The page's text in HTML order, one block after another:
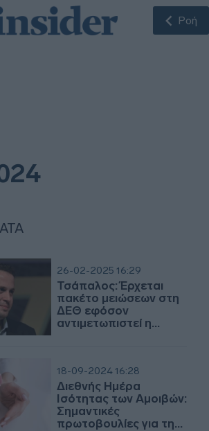
Ροή
26-02-2025 16:29
Τσάπαλος: Έρχεται
πακέτο μειώσεων στη
ΔΕΘ εφόσον
αντιμετωπιστεί η
18-09-2024 16:28
Διεθνής Ημέρα
Ισότητας των Αμοιβών:
Σημαντικές
πρωτοβουλίες για την